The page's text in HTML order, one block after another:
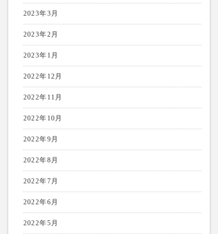
2023年3月
2023年2月
2023年1月
2022年12月
2022年11月
2022年10月
2022年9月
2022年8月
2022年7月
2022年6月
2022年5月